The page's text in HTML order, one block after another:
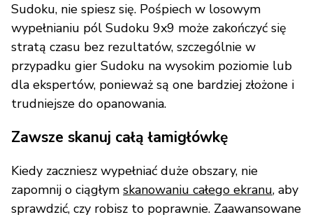
Sudoku, nie spiesz się. Pośpiech w losowym
wypełnianiu pól Sudoku 9x9 może zakończyć się
stratą czasu bez rezultatów, szczególnie w
przypadku gier Sudoku na wysokim poziomie lub
dla ekspertów, ponieważ są one bardziej złożone i
trudniejsze do opanowania.
Zawsze skanuj całą łamigłówkę
Kiedy zaczniesz wypełniać duże obszary, nie
zapomnij o ciągłym skanowaniu całego ekranu, aby
sprawdzić, czy robisz to poprawnie. Zaawansowane